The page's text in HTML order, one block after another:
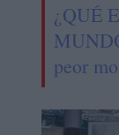
¿QUÉ
peor